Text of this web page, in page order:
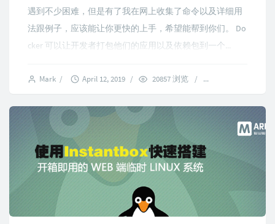
遇到不少困难，但是有了我在网上收集了命令以及详细用
法跟例子，应该能让你更快的上手，希望能帮到你们。 Do
cker 可以让开发者打包他们的应用以及依赖包到一个...
Mark / April 12, 2019 / 20857 浏览 /